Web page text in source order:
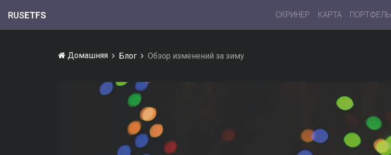
RUSETFS СКРИНЕР КАРТА ПОРТФЕЛЬ
Домашняя Блог Обзор изменений за зиму